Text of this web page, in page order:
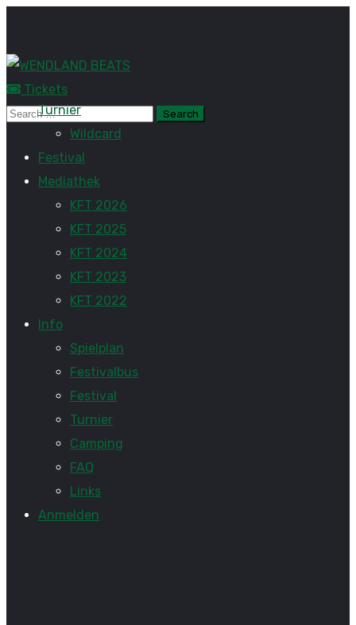
Tickets
Turnier
Wildcard
Festival
Mediathek
KFT 2026
KFT 2025
KFT 2024
KFT 2023
KFT 2022
Info
Spielplan
Festivalbus
Festival
Turnier
Camping
FAQ
Links
Anmelden